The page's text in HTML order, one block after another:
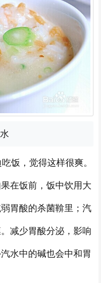
饭，觉得这样很爽。
在饭前，饭中饮用大
胃酸的杀菌鞥里；汽
减少胃酸分泌，影响
水中的碱也会中和胃